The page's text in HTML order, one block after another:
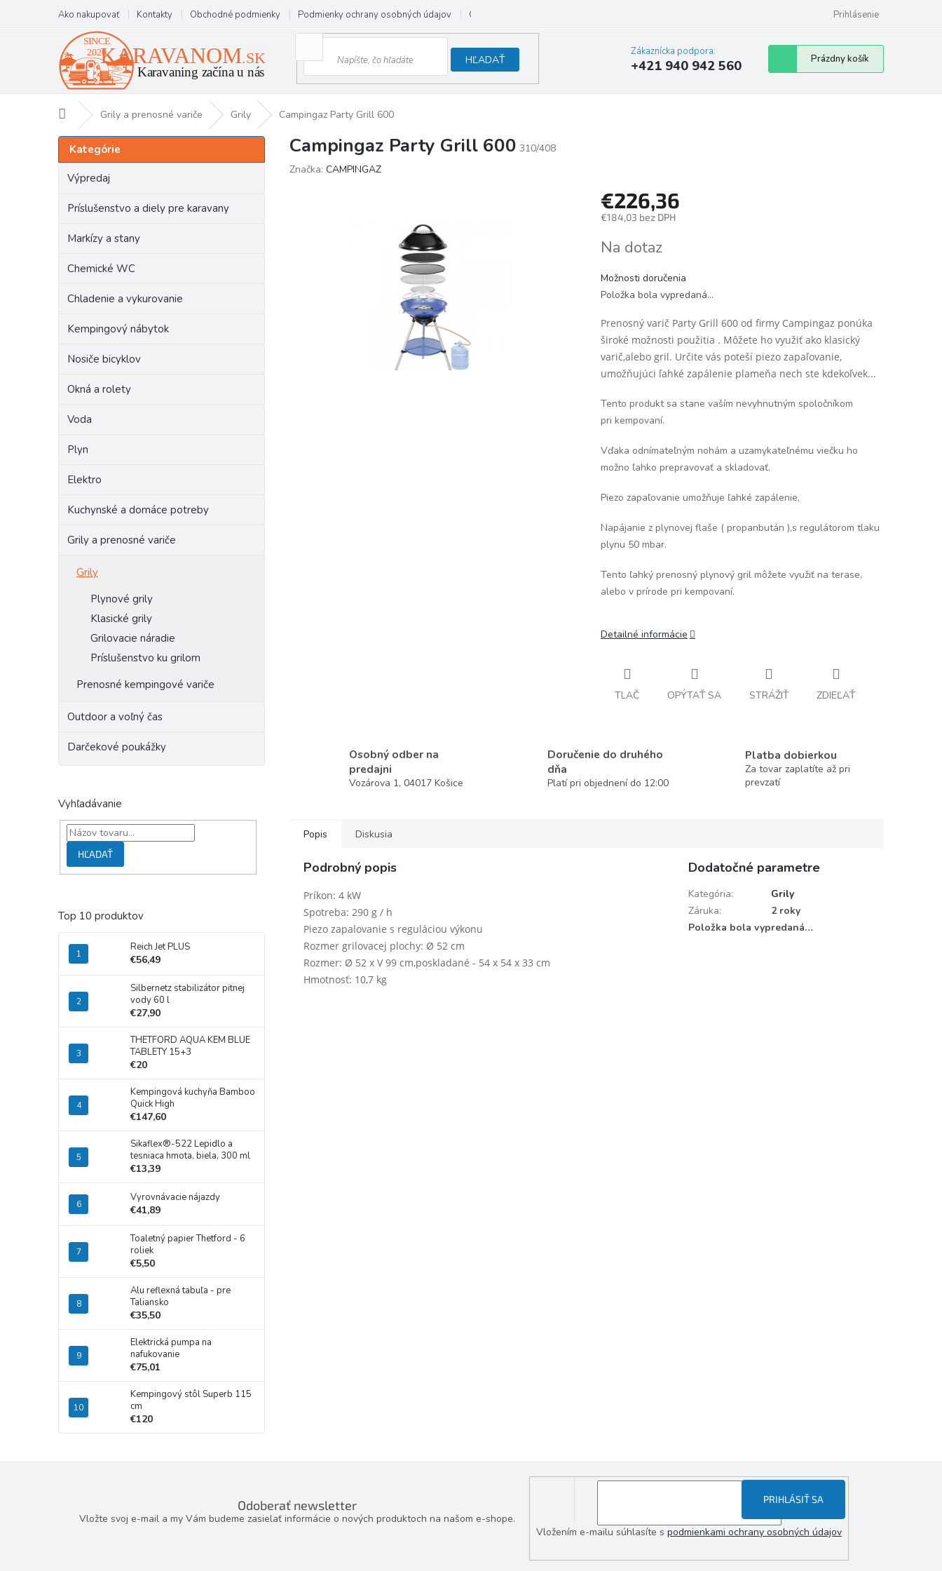
obsah
Ako nakupovať Kontakty Obchodné podmienky Podmienky ochrany osobných údajov Odstúpenie od zmluvy Prihlásenie
HĽADAŤ
Zákaznícka podpora:
+421 940 942 560
Nákupný
košík
Prázdny košík
DomovGrily a prenosné variče Grily Campingaz Party Grill 600
B
o
Preskočiť
kategórie
Kategórie
Výpredaj
Príslušenstvo a diely pre karavany
Markízy a stany
Chemické WC
Chladenie a vykurovanie
Kempingový nábytok
Nosiče bicyklov
Okná a rolety
Voda
Plyn
Elektro
Kuchynské a domáce potreby
Grily a prenosné variče
Grily
Plynové grily
Klasické grily
Grilovacie náradie
Príslušenstvo ku grilom
Prenosné kempingové variče
Outdoor a voľný čas
Darčekové poukážky
Vyhľadávanie
HĽADAŤ
Top 10 produktov
Reich Jet PLUS
€56,49
Silbernetz stabilizátor pitnej
vody 60 l
€27,90
THETFORD AQUA KEM BLUE
TABLETY 15+3
€20
Kempingová kuchyňa Bamboo
Quick High
€147,60
Sikaflex®-522 Lepidlo a
tesniaca hmota, biela, 300 ml
€13,39
Vyrovnávacie nájazdy
€41,89
Toaletný papier Thetford - 6
roliek
€5,50
Alu reflexná tabuľa - pre
Taliansko
€35,50
Elektrická pumpa na
nafukovanie
€75,01
Kempingový stôl Superb 115
cm
€120
Campingaz Party Grill 600 310/408
Značka: CAMPINGAZ
€226,36
€184,03 bez DPH
cena:
Na dotaz
Možnosti doručenia
Položka bola vypredaná…
Prenosný varič Party Grill 600 od firmy Campingaz ponúka
široké možnosti použitia . Môžete ho využiť ako klasický
varič,alebo gril. Určite vás poteší piezo zapaľovanie,
umožňujúci ľahké zapálenie plameňa nech ste kdekoľvek...
Tento produkt sa stane vaším nevyhnutným spoločníkom
pri kempovaní.
Vďaka odnímateľným nohám a uzamykateľnému viečku ho
možno ľahko prepravovať a skladovať.
Piezo zapaľovanie umožňuje ľahké zapálenie,
Napájanie z plynovej flaše ( propanbután ),s regulátorom tlaku
plynu 50 mbar.
Tento ľahký prenosný plynový gril môžete využiť na terase,
alebo v prírode pri kempovaní.
Detailné informácie
TLAČ OPÝTAŤ SA STRÁŽIŤ ZDIEĽAŤ
Osobný odber na
predajni
Vozárova 1, 04017 Košice
Doručenie do druhého
dňa
Platí pri objednení do 12:00
Platba dobierkou
Za tovar zaplatíte až pri
prevzatí
Popis Diskusia
Podrobný popis
Príkon: 4 kW
Spotreba: 290 g / h
Piezo zapalovanie s reguláciou výkonu
Rozmer grilovacej plochy: Ø 52 cm
Rozmer: Ø 52 x V 99 cm,poskladané - 54 x 54 x 33 cm
Hmotnosť: 10,7 kg
Dodatočné parametre
Kategória:
Grily
Záruka:
2 roky
Položka bola vypredaná…
Odoberať newsletter
Vložte svoj e-mail a my Vám budeme zasielať informácie o nových produktoch na našom e-shope.
Vložením e-mailu súhlasíte s podmienkami ochrany osobných údajov
PRIHLÁSIŤ SA